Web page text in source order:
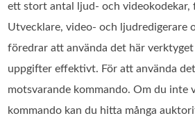
ett stort antal ljud- och
Utvecklare, video- och ljudredigerare
föredrar att använda det här
uppgifter effektivt. För att använda
motsvarande kommando. Om du inte
kommando kan du hitta många